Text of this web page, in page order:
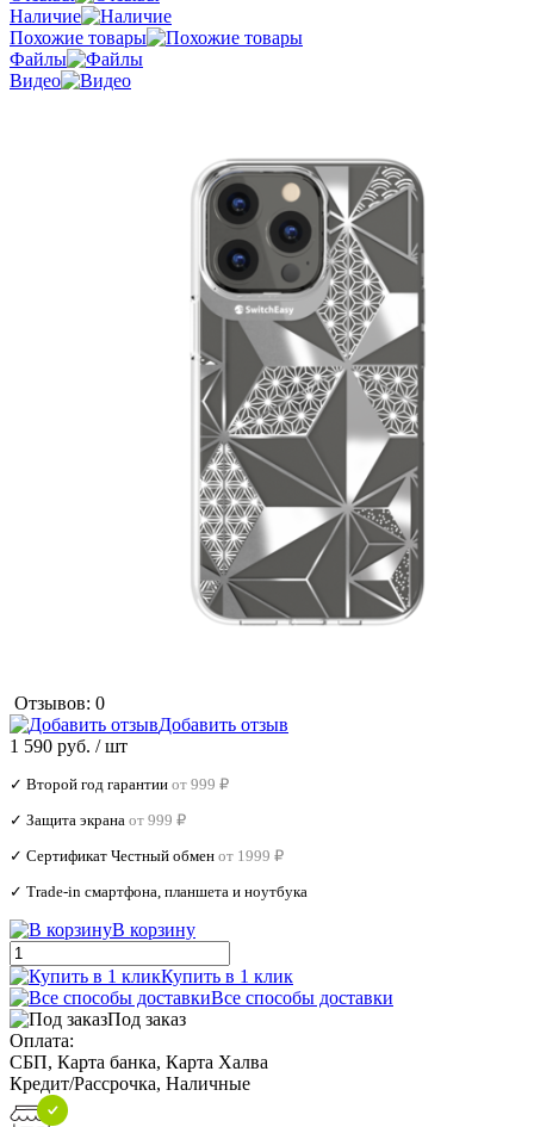
Наличие
Похожие товары
Файлы
Видео
Отзывов: 0
Добавить отзыв
1 590 руб. / шт
✓ Второй год гарантии от 999 ₽
✓ Защита экрана от 999 ₽
✓ Сертификат Честный обмен от 1999 ₽
✓ Trade‑in смартфона, планшета и ноутбука
В корзину
Купить в 1 клик
Все способы доставки
Под заказ
Оплата:
СБП, Карта банка, Карта Халва
Кредит/Рассрочка, Наличные